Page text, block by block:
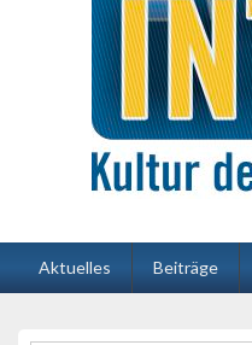
Aktuelles Beiträge